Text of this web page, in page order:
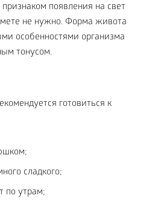
появления на свет
не нужно. Форма живота
особенностями организма
тонусом.
готовиться к
сладкого;
по утрам;